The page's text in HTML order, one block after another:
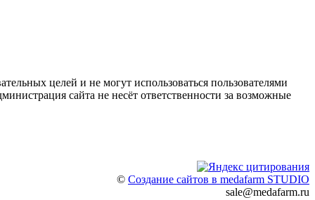
целей и не могут использоваться пользователями
сайта не несёт ответственности за возможные
© Создание сайтов в medafarm STUDIO
sale@medafarm.ru